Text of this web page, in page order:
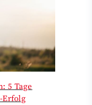
5 Tage
Erfolg